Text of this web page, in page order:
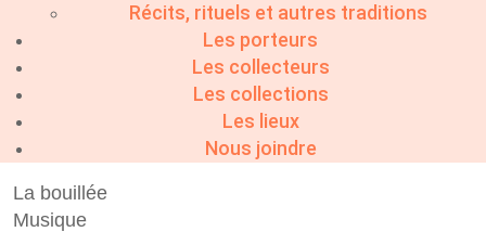
Récits, rituels et autres traditions
Les porteurs
Les collecteurs
Les collections
Les lieux
Nous joindre
La bouillée
Musique